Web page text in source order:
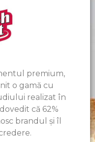
premium,
o gamă cu
realizat în
că 62%
brandul și îl